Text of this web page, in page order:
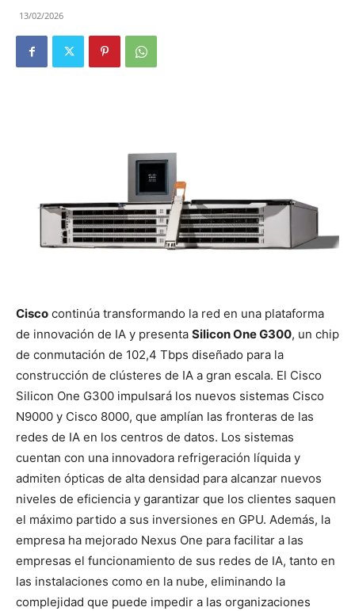
13/02/2026
Cisco continúa transformando la red en una plataforma
de innovación de IA y presenta Silicon One G300, un chip
de conmutación de 102,4 Tbps diseñado para la
construcción de clústeres de IA a gran escala. El Cisco
Silicon One G300 impulsará los nuevos sistemas Cisco
N9000 y Cisco 8000, que amplían las fronteras de las
redes de IA en los centros de datos. Los sistemas
cuentan con una innovadora refrigeración líquida y
admiten ópticas de alta densidad para alcanzar nuevos
niveles de eficiencia y garantizar que los clientes saquen
el máximo partido a sus inversiones en GPU. Además, la
empresa ha mejorado Nexus One para facilitar a las
empresas el funcionamiento de sus redes de IA, tanto en
las instalaciones como en la nube, eliminando la
complejidad que puede impedir a las organizaciones